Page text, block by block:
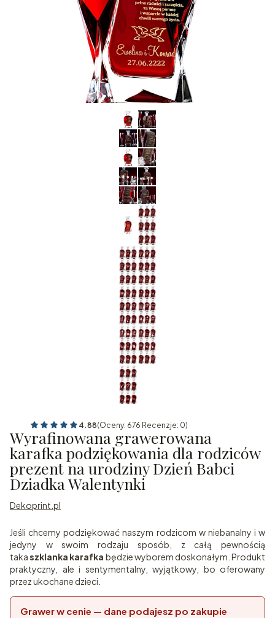
4.88(Oceny: 676 Recenzje: 0)
Wyrafinowana grawerowana
karafka podziękowania dla rodziców
prezent na urodziny Dzień Babci
Dziadka Walentynki
Dekoprint.pl
Jeśli chcemy podziękować naszym rodzicom w niebanalny i w
jedyny w swoim rodzaju sposób, z całą pewnością
takaszklanka karafka będzie wyborem doskonałym. Produkt
praktyczny, ale i sentymentalny, wyjątkowy, bo oferowany
przez ukochane dzieci.
Grawer w cenie — dane podajesz po zakupie